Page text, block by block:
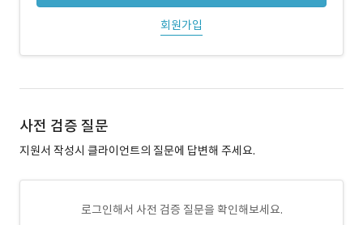
회원가입
사전 검증 질문
지원서 작성시 클라이언트의 질문에 답변해 주세요.
로그인해서 사전 검증 질문을 확인해보세요.